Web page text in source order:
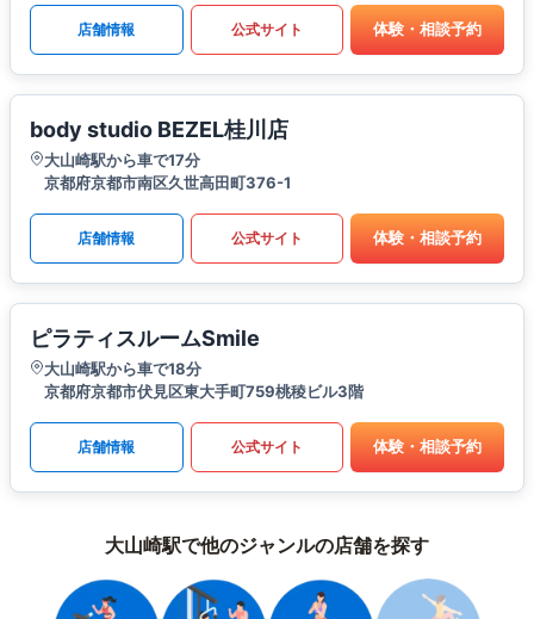
店舗情報 公式サイト 体験・相談予約
body studio BEZEL桂川店
大山崎駅から車で17分
京都府京都市南区久世高田町376-1
店舗情報 公式サイト 体験・相談予約
ピラティスルームSmile
大山崎駅から車で18分
京都府京都市伏見区東大手町759桃稜ビル3階
店舗情報 公式サイト 体験・相談予約
大山崎駅で他のジャンルの店舗を探す